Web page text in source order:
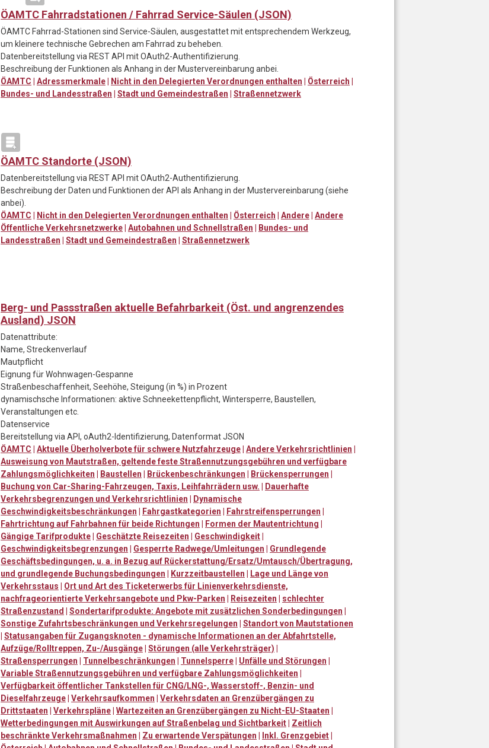
ÖAMTC Fahrradstationen / Fahrrad Service-Säulen (JSON)
ÖAMTC Fahrrad-Stationen sind Service-Säulen, ausgestattet mit entsprechendem Werkzeug,
um kleinere technische Gebrechen am Fahrrad zu beheben.
Datenbereitstellung via REST API mit OAuth2-Authentifizierung.
Beschreibung der Funktionen als Anhang in der Mustervereinbarung anbei.
ÖAMTC | Adressmerkmale| Nicht in den Delegierten Verordnungen enthalten | Österreich |
Bundes- und Landesstraßen | Stadt und Gemeindestraßen | Straßennetzwerk
ÖAMTC Standorte (JSON)
Datenbereitstellung via REST API mit OAuth2-Authentifizierung.
Beschreibung der Daten und Funktionen der API als Anhang in der Mustervereinbarung (siehe
anbei).
ÖAMTC | Nicht in den Delegierten Verordnungen enthalten | Österreich | Andere| Andere
Öffentliche Verkehrsnetzwerke| Autobahnen und Schnellstraßen | Bundes- und
Landesstraßen | Stadt und Gemeindestraßen | Straßennetzwerk
Berg- und Passstraßen aktuelle Befahrbarkeit (Öst. und angrenzendes
Ausland) JSON
Datenattribute:
Name, Streckenverlauf
Mautpflicht
Eignung für Wohnwagen-Gespanne
Straßenbeschaffenheit, Seehöhe, Steigung (in %) in Prozent
dynamischsche Informationen: aktive Schneekettenpflicht, Wintersperre, Baustellen,
Veranstaltungen etc.
Datenservice
Bereitstellung via API, oAuth2-Identifizierung, Datenformat JSON
ÖAMTC | Aktuelle Überholverbote für schwere Nutzfahrzeuge| Andere Verkehrsrichtlinien |
Ausweisung von Mautstraßen, geltende feste Straßennutzungsgebühren und verfügbare
Zahlungsmöglichkeiten | Baustellen | Brückenbeschränkungen | Brückensperrungen |
Buchung von Car-Sharing-Fahrzeugen, Taxis, Leihfahrrädern usw. | Dauerhafte
Verkehrsbegrenzungen und Verkehrsrichtlinien | Dynamische
Geschwindigkeitsbeschränkungen | Fahrgastkategorien | Fahrstreifensperrungen |
Fahrtrichtung auf Fahrbahnen für beide Richtungen | Formen der Mautentrichtung |
Gängige Tarifprodukte| Geschätzte Reisezeiten | Geschwindigkeit|
Geschwindigkeitsbegrenzungen | Gesperrte Radwege/Umleitungen | Grundlegende
Geschäftsbedingungen, u. a. in Bezug auf Rückerstattung/Ersatz/Umtausch/Übertragung,
und grundlegende Buchungsbedingungen | Kurzzeitbaustellen | Lage und Länge von
Verkehrsstaus | Ort und Art des Ticketerwerbs für Linienverkehrsdienste,
nachfrageorientierte Verkehrsangebote und Pkw-Parken | Reisezeiten | schlechter
Straßenzustand | Sondertarifprodukte: Angebote mit zusätzlichen Sonderbedingungen |
Sonstige Zufahrtsbeschränkungen und Verkehrsregelungen | Standort von Mautstationen
| Statusangaben für Zugangsknoten - dynamische Informationen an der Abfahrtstelle,
Aufzüge/Rolltreppen, Zu-/Ausgänge| Störungen (alle Verkehrsträger) |
Straßensperrungen | Tunnelbeschränkungen | Tunnelsperre| Unfälle und Störungen |
Variable Straßennutzungsgebühren und verfügbare Zahlungsmöglichkeiten |
Verfügbarkeit öffentlicher Tankstellen für CNG/LNG-, Wasserstoff-, Benzin- und
Dieselfahrzeuge| Verkehrsaufkommen | Verkehrsdaten an Grenzübergängen zu
Drittstaaten | Verkehrspläne| Wartezeiten an Grenzübergängen zu Nicht-EU-Staaten |
Wetterbedingungen mit Auswirkungen auf Straßenbelag und Sichtbarkeit| Zeitlich
beschränkte Verkehrsmaßnahmen | Zu erwartende Verspätungen | Inkl. Grenzgebiet|